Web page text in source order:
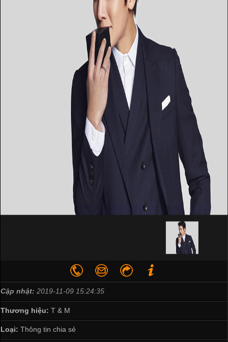
Cập nhật: 2019-11-09 15:24:35
Thương hiệu: T & M
Loại: Thông tin chia sẻ